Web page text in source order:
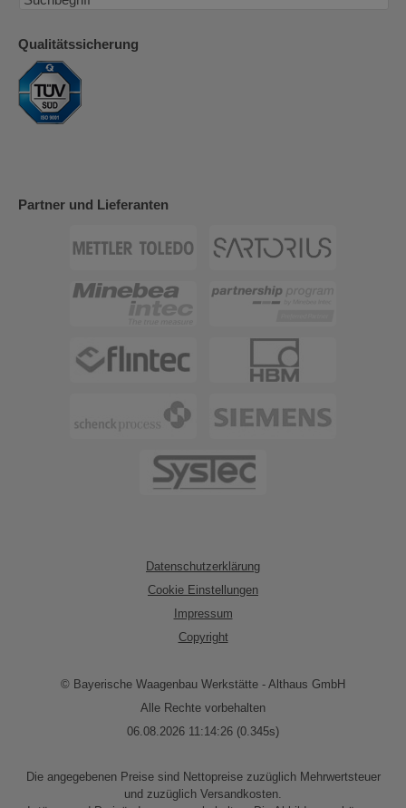
Qualitätssicherung
Partner und Lieferanten
Datenschutzerklärung
Cookie Einstellungen
Impressum
Copyright
© Bayerische Waagenbau Werkstätte - Althaus GmbH
Alle Rechte vorbehalten
06.08.2026 11:14:26 (0.345s)
Die angegebenen Preise sind Nettopreise zuzüglich Mehrwertsteuer
und zuzüglich Versandkosten.